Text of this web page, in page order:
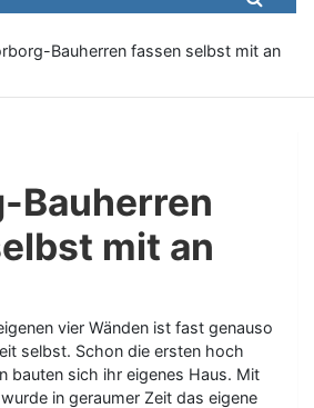
Bauherren fassen selbst mit an
Bauherren
mit an
vier Wänden ist fast genauso
selbst. Schon die ersten hoch
bauten sich ihr eigenes Haus. Mit
in geraumer Zeit das eigene